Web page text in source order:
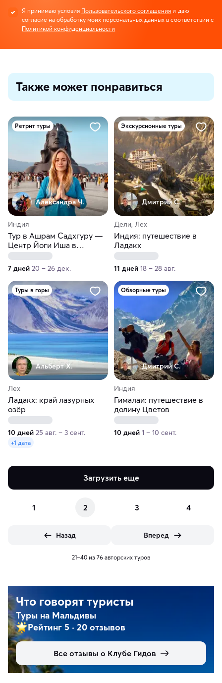
Я принимаю условия Пользовательского соглашения и даю
согласие на обработку моих персональных данных в соответствии с
Политикой конфиденциальности
Также может понравиться
Ретрит туры
Александра Ч.
Индия
Тур в Ашрам Садхгуру —
Центр Йоги Иша в
Коимбатуре
7 дней 20 – 26 дек.
Экскурсионные туры
Дмитрий С.
Дели, Лех
Индия: путешествие в
Ладакх
11 дней 18 – 28 авг.
Туры в горы
Альберт Х.
Лех
Ладакх: край лазурных
озёр
10 дней 25 авг. – 3 сент.
+1 дата
Обзорные туры
Дмитрий С.
Индия
Гималаи: путешествие в
долину Цветов
10 дней 1 – 10 сент.
Загрузить еще
1 2 3 4
Назад Вперед
21–40 из 76 авторских туров
Что говорят туристы
Туры на Мальдивы
Рейтинг 5 · 20 отзывов
Все отзывы о Клубе Гидов